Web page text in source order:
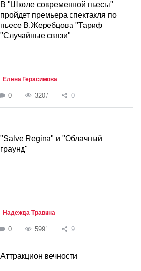
В "Школе современной пьесы"
пройдет премьера спектакля по
пьесе В.Жеребцова "Тариф
"Случайные связи"
Елена Герасимова
0 3207 0
"Salve Regina" и "Облачный
граунд"
Надежда Травина
0 5991 9
Аттракцион вечности